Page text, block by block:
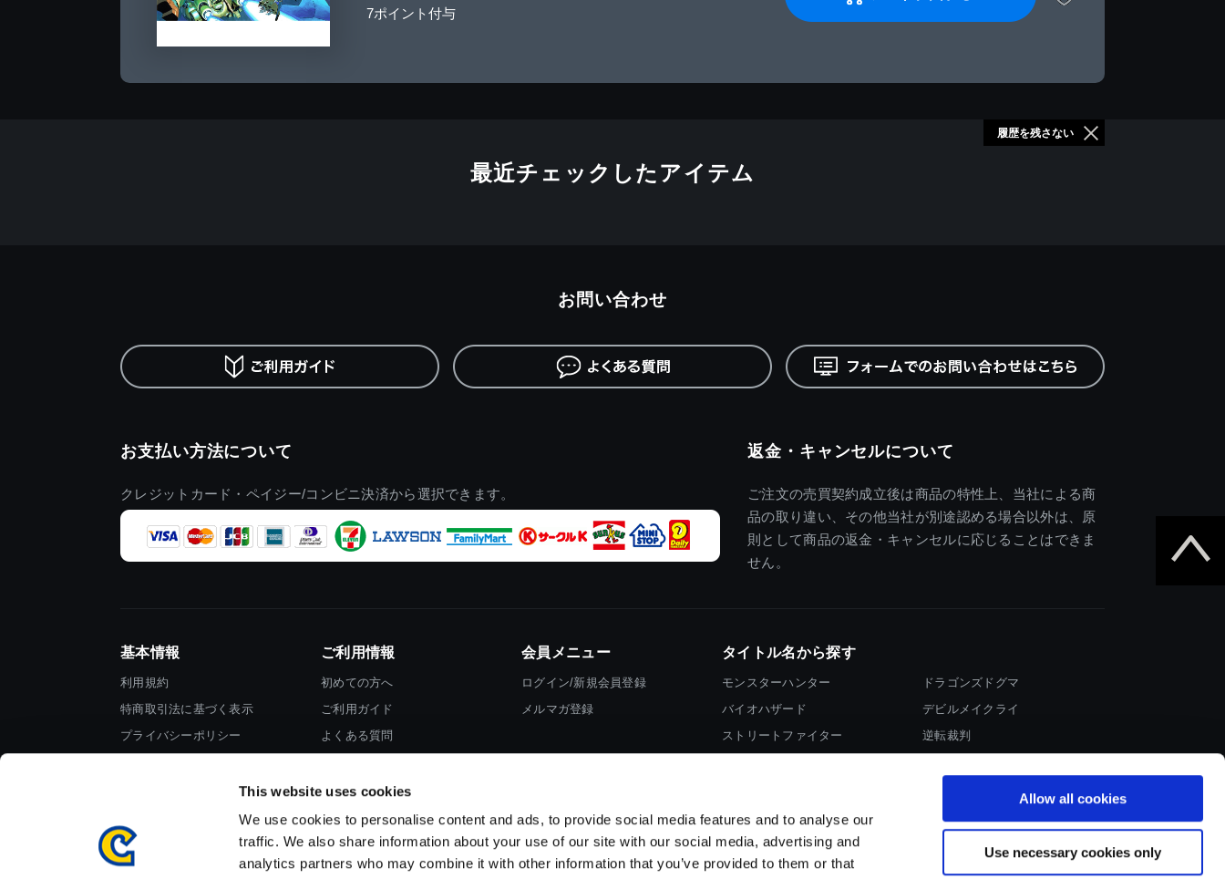
This website uses cookies
We use cookies to personalise content and ads, to provide social media features and to analyse our
traffic. We also share information about your use of our site with our social media, advertising and
analytics partners who may combine it with other information that you’ve provided to them or that
Allow all cookies
Use necessary cookies only
7ポイント付与
最近チェックしたアイテム
履歴を残さない
お支払い方法について
クレジットカード・ペイジー/コンビニ決済から選択できます。
返金・キャンセルについて
ご注文の売買契約成立後は商品の特性上、当社による商
品の取り違い、その他当社が別途認める場合以外は、原
則として商品の返金・キャンセルに応じることはできま
せん。
お問い合わせ
基本情報
利用規約
特商取引法に基づく表示
プライバシーポリシー
ご利用情報
初めての方へ
ご利用ガイド
よくある質問
会員メニュー
ログイン/新規会員登録
メルマガ登録
タイトル名から探す
モンスターハンター
バイオハザード
ストリートファイター
ドラゴンズドグマ
デビルメイクライ
逆転裁判